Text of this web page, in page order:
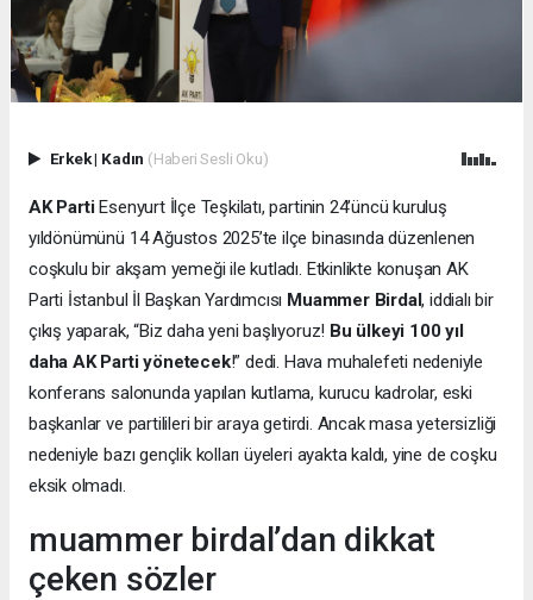
Erkek| Kadın (Haberi Sesli Oku)
AK PartiEsenyurt İlçe Teşkilatı, partinin 24’üncü kuruluş
yıldönümünü 14 Ağustos 2025’te ilçe binasında düzenlenen
coşkulu bir akşam yemeği ile kutladı. Etkinlikte konuşan AK
Parti İstanbul İl Başkan Yardımcısı Muammer Birdal, iddialı bir
çıkış yaparak, “Biz daha yeni başlıyoruz! Bu ülkeyi 100 yıl
daha AK Parti yönetecek!” dedi. Hava muhalefeti nedeniyle
konferans salonunda yapılan kutlama, kurucu kadrolar, eski
başkanlar ve partilileri bir araya getirdi. Ancak masa yetersizliği
nedeniyle bazı gençlik kolları üyeleri ayakta kaldı, yine de coşku
eksik olmadı.
muammer birdal’dan dikkat
çeken sözler